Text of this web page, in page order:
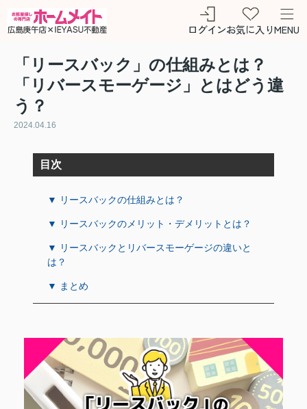
ログインお気に入りMENU
「リースバック」の仕組みとは？
「リバースモーゲージ」とはどう違
う？
2024.04.16
目次
▼ リースバックの仕組みとは？
▼ リースバックのメリット・デメリットとは？
▼ リースバックとリバースモーゲージの違いと
は？
▼ まとめ